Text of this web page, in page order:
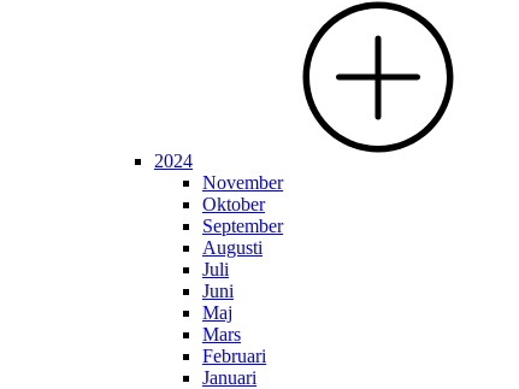
2024
November
Oktober
September
Augusti
Juli
Juni
Maj
Mars
Februari
Januari